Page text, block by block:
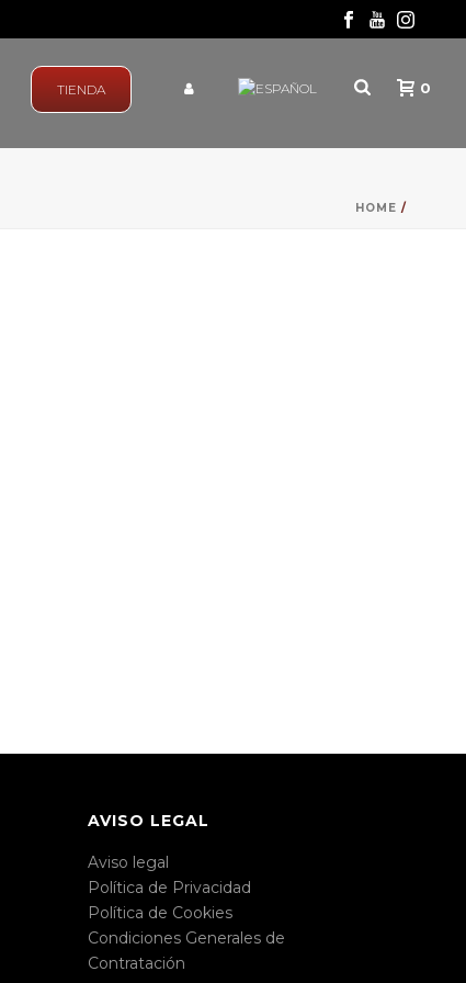
TIENDA 0
HOME /
AVISO LEGAL
Aviso legal
Política de Privacidad
Política de Cookies
Condiciones Generales de
Contratación